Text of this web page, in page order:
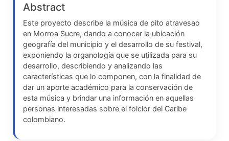
Abstract
Este proyecto describe la música de pito atravesao
en Morroa Sucre, dando a conocer la ubicación
geografía del municipio y el desarrollo de su festival,
exponiendo la organología que se utilizada para su
desarrollo, describiendo y analizando las
características que lo componen, con la finalidad de
dar un aporte académico para la conservación de
esta música y brindar una información en aquellas
personas interesadas sobre el folclor del Caribe
colombiano.